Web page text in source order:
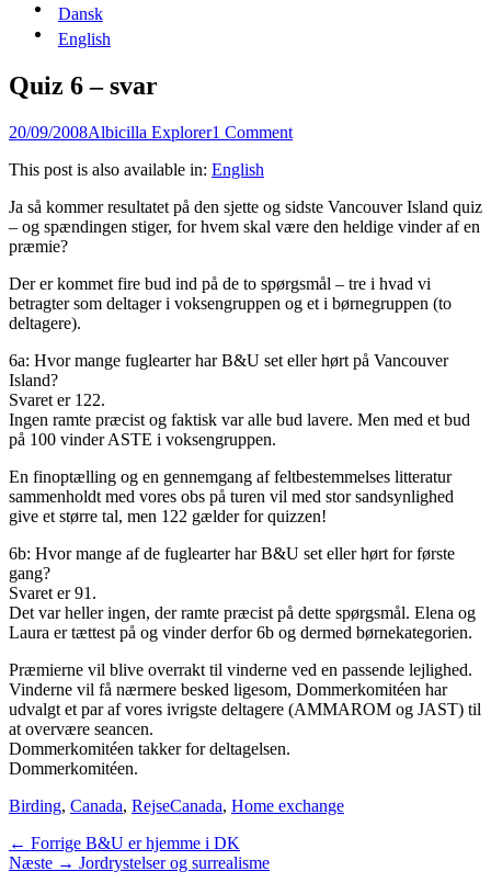
Dansk
English
Quiz 6 – svar
Posted
20/09/2008Author
Albicilla Explorer1 Comment
This post is also available in: English
Ja så kommer resultatet på den sjette og sidste Vancouver Island quiz
– og spændingen stiger, for hvem skal være den heldige vinder af en
præmie?
Der er kommet fire bud ind på de to spørgsmål – tre i hvad vi
betragter som deltager i voksengruppen og et i børnegruppen (to
deltagere).
6a: Hvor mange fuglearter har B&U set eller hørt på Vancouver
Island?
Svaret er 122.
Ingen ramte præcist og faktisk var alle bud lavere. Men med et bud
på 100 vinder ASTE i voksengruppen.
En finoptælling og en gennemgang af feltbestemmelses litteratur
sammenholdt med vores obs på turen vil med stor sandsynlighed
give et større tal, men 122 gælder for quizzen!
6b: Hvor mange af de fuglearter har B&U set eller hørt for første
gang?
Svaret er 91.
Det var heller ingen, der ramte præcist på dette spørgsmål. Elena og
Laura er tættest på og vinder derfor 6b og dermed børnekategorien.
Præmierne vil blive overrakt til vinderne ved en passende lejlighed.
Vinderne vil få nærmere besked ligesom, Dommerkomitéen har
udvalgt et par af vores ivrigste deltagere (AMMAROM og JAST) til
at overvære seancen.
Dommerkomitéen takker for deltagelsen.
Dommerkomitéen.
Categories
Birding, Canada, RejseTags
Canada, Home exchange
Indlægsnavigation
← Forrige Previous
post:
B&U er hjemme i DK
Næste → Next
Jordrystelser og surrealisme